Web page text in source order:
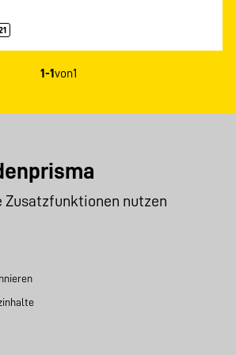
1-1von1
Zusatzfunktionen nutzen